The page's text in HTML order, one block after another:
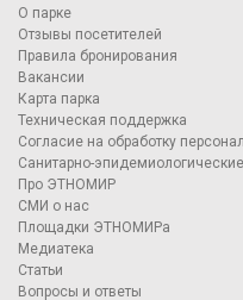
О парке
Отзывы посетителей
Правила бронирования
Вакансии
Карта парка
Техническая поддержка
Согласие на обработку
Санитарно-
Про ЭТНОМИР
СМИ о нас
Площадки ЭТНОМИРа
Медиатека
Статьи
Вопросы и ответы